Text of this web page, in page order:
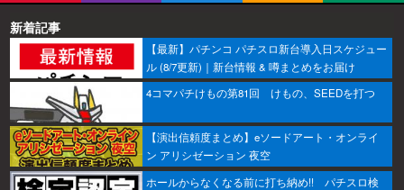
新着記事
【最新】パチンコ パチスロ新台導入日スケジュー
ル (8/7更新)｜新台情報 & 噂まとめをお届け
4コマパチけもの第81回 けもの、SEEDを打つ
【演出信頼度まとめ】eソードアート・オンライ
ン アリシゼーション 夜空
ホールからなくなる前に打ち納め!! パチスロ検